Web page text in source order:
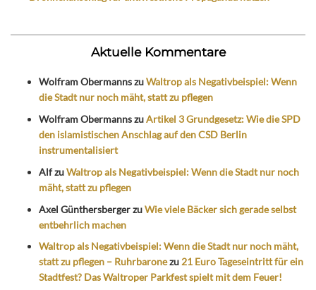
Aktuelle Kommentare
Wolfram ObermannszuWaltrop als Negativbeispiel: Wenn
die Stadt nur noch mäht, statt zu pflegen
Wolfram ObermannszuArtikel 3 Grundgesetz: Wie die SPD
den islamistischen Anschlag auf den CSD Berlin
instrumentalisiert
AlfzuWaltrop als Negativbeispiel: Wenn die Stadt nur noch
mäht, statt zu pflegen
Axel GünthersbergerzuWie viele Bäcker sich gerade selbst
entbehrlich machen
Waltrop als Negativbeispiel: Wenn die Stadt nur noch mäht,
statt zu pflegen – Ruhrbaronezu21 Euro Tageseintritt für ein
Stadtfest? Das Waltroper Parkfest spielt mit dem Feuer!